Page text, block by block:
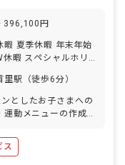
396,100円
暇 夏季休暇 年末年始
暇 スペシャルホリ
日120日
駅（徒歩6分）
としたお子さまへの
運動メニューの作成
掃 ・希望に合わせ
プログラ
ス